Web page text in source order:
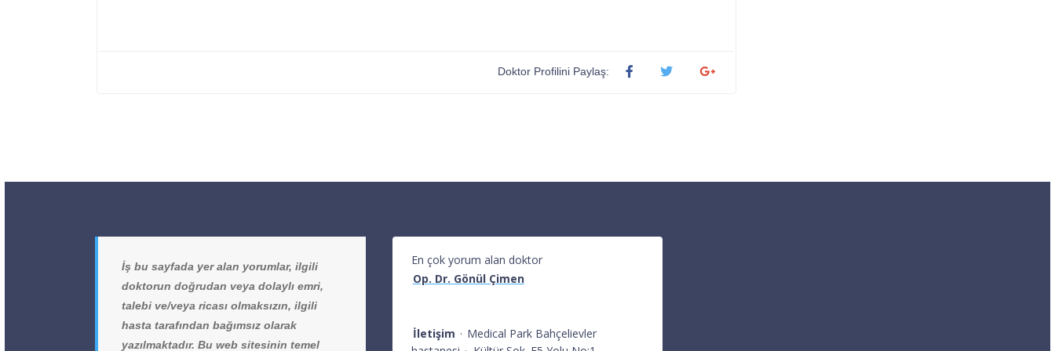
Doktor Profilini Paylaş:
İş bu sayfada yer alan yorumlar, ilgili
doktorun doğrudan veya dolaylı emri,
talebi ve/veya ricası olmaksızın, ilgili
hasta tarafından bağımsız olarak
yazılmaktadır. Bu web sitesinin temel
En çok yorum alan doktor
Op. Dr. Gönül Çimen
İletişim · Medical Park Bahçelievler